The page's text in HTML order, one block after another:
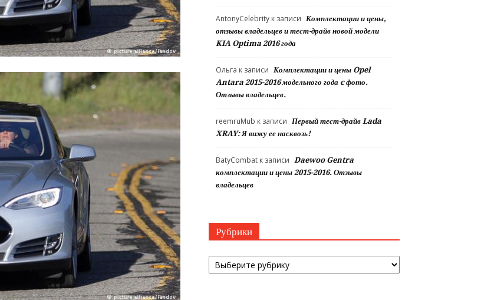
AntonyCelebrity к записи Комплектации и цены,
отзывы владельцев и тест-драйв новой модели
KIA Optima 2016 года
Ольга к записи Комплектации и цены Opel
Antara 2015-2016 модельного года c фото.
Отзывы владельцев.
reemruMub к записи Первый тест-драйв Lada
XRAY: Я вижу ее насквозь!
BatyCombat к записи Daewoo Gentra
комплектации и цены 2015-2016. Отзывы
владельцев
Рубрики
Рубрики